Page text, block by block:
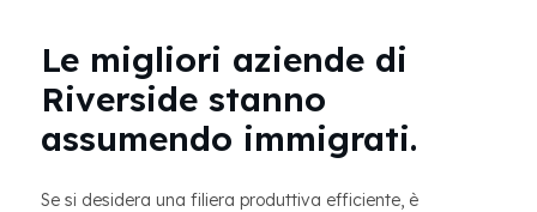
Le migliori aziende di
Riverside stanno
assumendo immigrati.
Se si desidera una filiera produttiva efficiente, è